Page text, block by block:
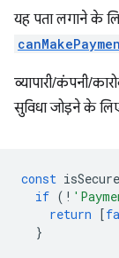
यह पता लगाने के
व्यापारी/कंपनी/
सुविधा जोड़ने के
const
if ( !
return
[
}